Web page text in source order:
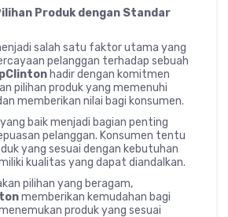
Produk dengan Standar
salah satu faktor utama yang
pelanggan terhadap sebuah
hadir dengan komitmen
pilihan produk yang memenuhi
memberikan nilai bagi konsumen.
baik menjadi bagian penting
pelanggan. Konsumen tentu
yang sesuai dengan kebutuhan
kualitas yang dapat diandalkan.
pilihan yang beragam,
memberikan kemudahan bagi
produk yang sesuai